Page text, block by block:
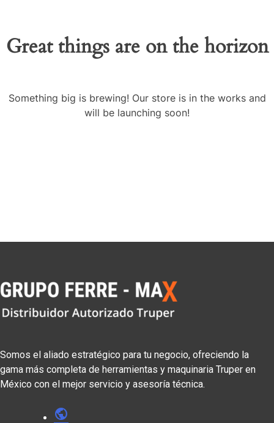
Great things are on the horizon
Something big is brewing! Our store is in the works and
will be launching soon!
Somos el aliado estratégico para tu negocio, ofreciendo la
gama más completa de herramientas y maquinaria Truper en
México con el mejor servicio y asesoría técnica.
public